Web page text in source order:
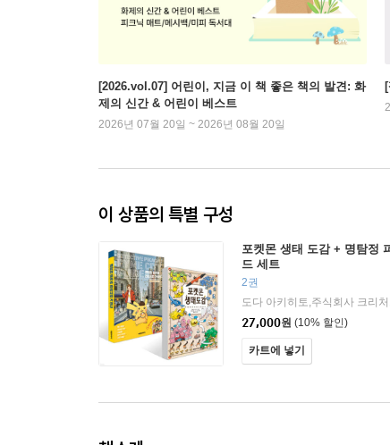
[2026.vol.07] 어린이, 지금 이 책 좋은 책의 발견: 화
제의 신간 & 어린이 베스트
2026년 07월 20일 ~ 2026년 08월 20일
이 상품의 특별 구성
포켓몬 생태 도감 + 명탐정
드 세트
2권
27,000원 (10% 할인)
카트에 넣기